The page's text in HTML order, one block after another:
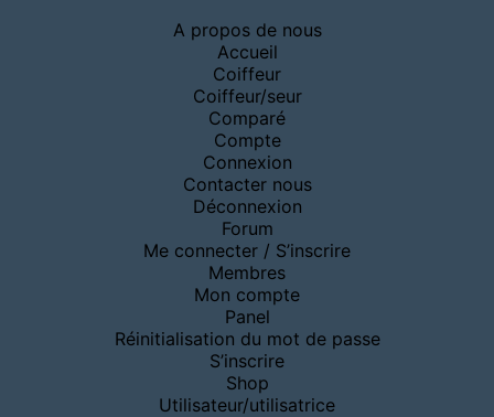
A propos de nous
Accueil
Coiffeur
Coiffeur/seur
Comparé
Compte
Connexion
Contacter nous
Déconnexion
Forum
Me connecter / S’inscrire
Membres
Mon compte
Panel
Réinitialisation du mot de passe
S’inscrire
Shop
Utilisateur/utilisatrice